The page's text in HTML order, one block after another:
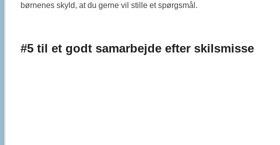
børnenes skyld, at du gerne vil stille et spørgsmål.
#5 til et godt samarbejde efter skilsmisse